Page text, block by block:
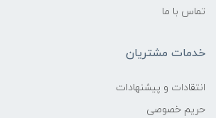
تماس با ما
خدمات مشتریان
انتقادات و پیشنهادات
حریم خصوصی